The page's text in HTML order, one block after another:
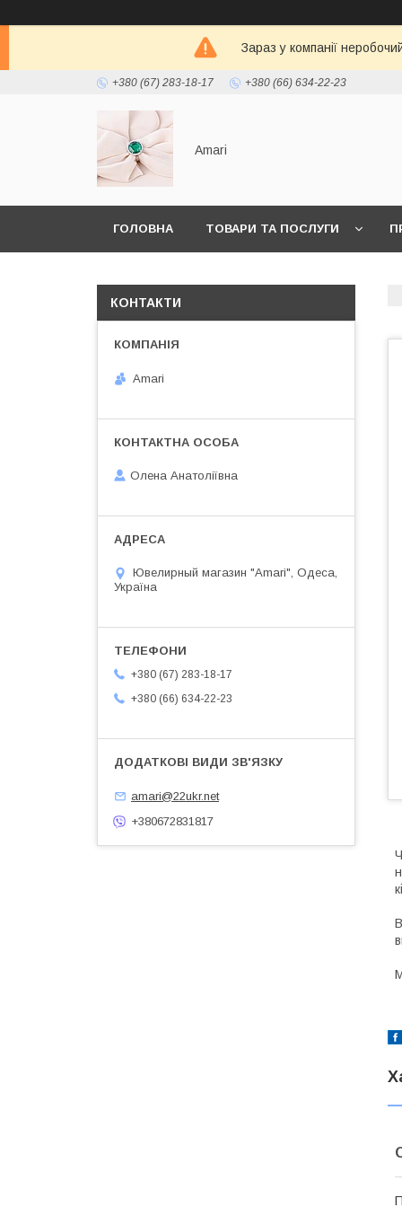
Зараз у компанії
+380 (67) 283-18-17 +380 (66) 634-22-23
Amari
ГОЛОВНА ТОВАРИ ТА ПОСЛУГИ
КОНТАКТИ
Amari
Олена Анатоліївна
Ювелирный магазин "Amari", Одеса,
Україна
+380 (67) 283-18-17
+380 (66) 634-22-23
amari@22ukr.net
+380672831817